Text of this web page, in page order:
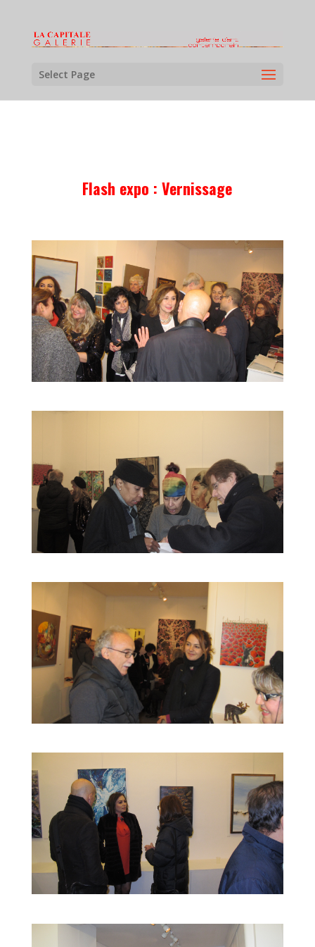
Select Page
Flash expo : Vernissage